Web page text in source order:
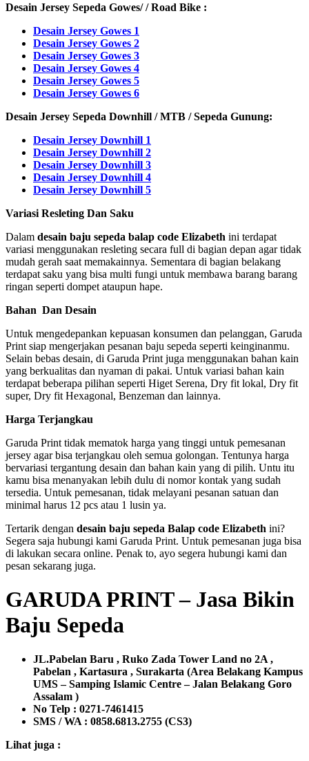
Desain Jersey Sepeda Gowes/ / Road Bike :
Desain Jersey Gowes 1
Desain Jersey Gowes 2
Desain Jersey Gowes 3
Desain Jersey Gowes 4
Desain Jersey Gowes 5
Desain Jersey Gowes 6
Desain Jersey Sepeda Downhill / MTB / Sepeda Gunung:
Desain Jersey Downhill 1
Desain Jersey Downhill 2
Desain Jersey Downhill 3
Desain Jersey Downhill 4
Desain Jersey Downhill 5
Variasi Resleting Dan Saku
Dalam desain baju sepeda balap code Elizabeth ini terdapat
variasi menggunakan resleting secara full di bagian depan agar tidak
mudah gerah saat memakainnya. Sementara di bagian belakang
terdapat saku yang bisa multi fungi untuk membawa barang barang
ringan seperti dompet ataupun hape.
Bahan Dan Desain
Untuk mengedepankan kepuasan konsumen dan pelanggan, Garuda
Print siap mengerjakan pesanan baju sepeda seperti keinginanmu.
Selain bebas desain, di Garuda Print juga menggunakan bahan kain
yang berkualitas dan nyaman di pakai. Untuk variasi bahan kain
terdapat beberapa pilihan seperti Higet Serena, Dry fit lokal, Dry fit
super, Dry fit Hexagonal, Benzeman dan lainnya.
Harga Terjangkau
Garuda Print tidak mematok harga yang tinggi untuk pemesanan
jersey agar bisa terjangkau oleh semua golongan. Tentunya harga
bervariasi tergantung desain dan bahan kain yang di pilih. Untu itu
kamu bisa menanyakan lebih dulu di nomor kontak yang sudah
tersedia. Untuk pemesanan, tidak melayani pesanan satuan dan
minimal harus 12 pcs atau 1 lusin ya.
Tertarik dengan desain baju sepeda Balap code Elizabeth ini?
Segera saja hubungi kami Garuda Print. Untuk pemesanan juga bisa
di lakukan secara online. Penak to, ayo segera hubungi kami dan
pesan sekarang juga.
GARUDA PRINT – Jasa Bikin
Baju Sepeda
JL.Pabelan Baru , Ruko Zada Tower Land no 2A ,
Pabelan , Kartasura , Surakarta (Area Belakang Kampus
UMS – Samping Islamic Centre – Jalan Belakang Goro
Assalam )
No Telp : 0271-7461415
SMS / WA : 0858.6813.2755 (CS3)
Lihat juga :